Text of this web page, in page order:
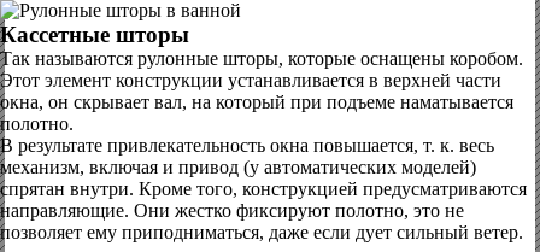
Кассетные шторы
Так называются рулонные шторы, которые оснащены коробом.
Этот элемент конструкции устанавливается в верхней части
окна, он скрывает вал, на который при подъеме наматывается
полотно.
В результате привлекательность окна повышается, т. к. весь
механизм, включая и привод (у автоматических моделей)
спрятан внутри. Кроме того, конструкцией предусматриваются
направляющие. Они жестко фиксируют полотно, это не
позволяет ему приподниматься, даже если дует сильный ветер.